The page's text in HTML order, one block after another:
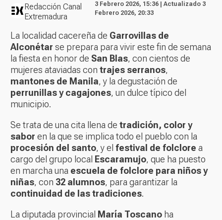
Redacción Canal
Extremadura
3 Febrero 2026, 15:36 | Actualizado 3
Febrero 2026, 20:33
La localidad cacereña de Garrovillas de
Alconétar se prepara para vivir este fin de semana
la fiesta en honor de San Blas, con cientos de
mujeres ataviadas con trajes serranos,
mantones de Manila, y la degustación de
perrunillas y cagajones, un dulce típico del
municipio.
Se trata de una cita llena de tradición, color y
sabor en la que se implica todo el pueblo con la
procesión del santo, y el festival de folclore a
cargo del grupo local Escaramujo, que ha puesto
en marcha una escuela de folclore para niños y
niñas, con 32 alumnos, para garantizar la
continuidad de las tradiciones.
La diputada provincial María Toscano ha